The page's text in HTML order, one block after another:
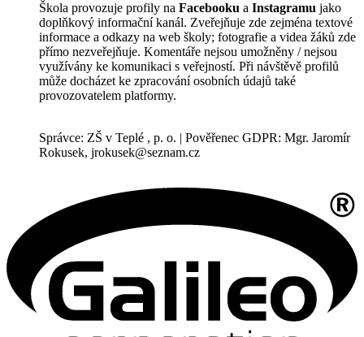
Škola provozuje profily na Facebooku a Instagramu jako
doplňkový informační kanál. Zveřejňuje zde zejména textové
informace a odkazy na web školy; fotografie a videa žáků zde
přímo nezveřejňuje. Komentáře nejsou umožněny / nejsou
využívány ke komunikaci s veřejností. Při návštěvě profilů
může docházet ke zpracování osobních údajů také
provozovatelem platformy.
Správce: ZŠ v Teplé , p. o. | Pověřenec GDPR: Mgr. Jaromír
Rokusek, jrokusek@seznam.cz